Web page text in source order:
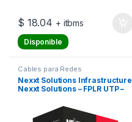
$ 18.04 + itbms
Disponible
Cables para Redes
Nexxt Solutions Infrastructure
Nexxt Solutions – FPLR UTP –
PVC CMR 305m RD